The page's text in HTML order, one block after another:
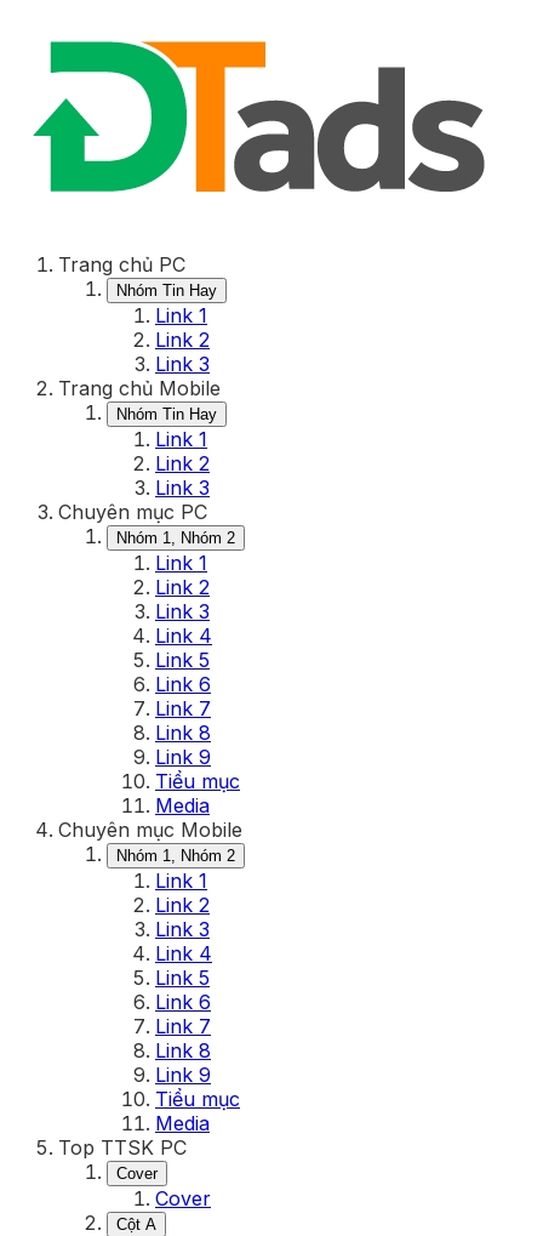
Trang chủ PC
Nhóm Tin Hay
Link 1
Link 2
Link 3
Trang chủ Mobile
Nhóm Tin Hay
Link 1
Link 2
Link 3
Chuyên mục PC
Nhóm 1, Nhóm 2
Link 1
Link 2
Link 3
Link 4
Link 5
Link 6
Link 7
Link 8
Link 9
Tiểu mục
Media
Chuyên mục Mobile
Nhóm 1, Nhóm 2
Link 1
Link 2
Link 3
Link 4
Link 5
Link 6
Link 7
Link 8
Link 9
Tiểu mục
Media
Top TTSK PC
Cover
Cover
Cột A